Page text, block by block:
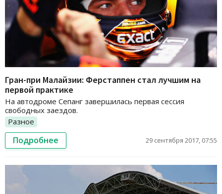
Гран-при Малайзии: Ферстаппен стал лучшим на
первой практике
На автодроме Сепанг завершилась первая сессия
свободных заездов.
Разное
Подробнее 29 сентября 2017, 07:55